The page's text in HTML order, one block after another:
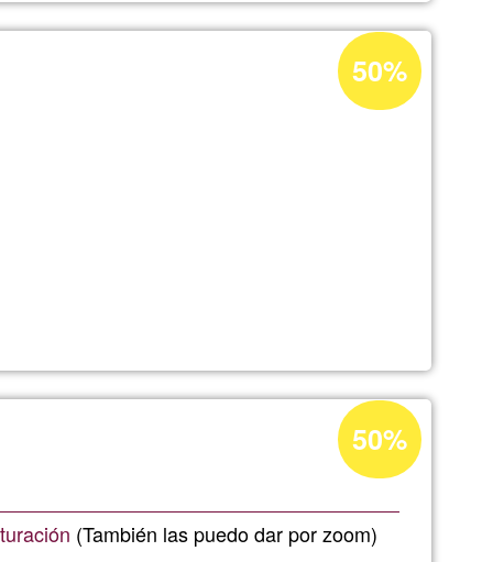
Percentagem
de50%
(También las puedo dar por zoom)
Percentagem
de
da
50%